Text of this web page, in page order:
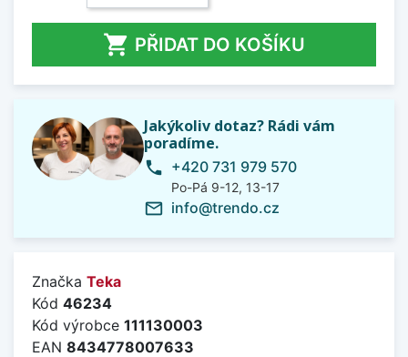
 PŘIDAT DO KOŠÍKU
Jakýkoliv dotaz? Rádi vám
poradíme.
phone +420 731 979 570
Po-Pá 9-12, 13-17
mail_outline info@trendo.cz
Značka Teka
Kód 46234
Kód výrobce 111130003
EAN 8434778007633